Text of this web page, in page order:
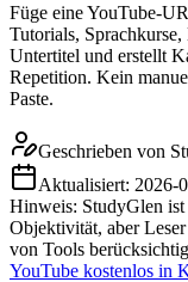
Füge eine YouTube-
Tutorials,
Untertitel und erstellt
Repetition. Kein
Paste.
Geschrieben von
Aktualisiert: 2026-
Hinweis: StudyGlen ist
Objektivität, aber
von Tools
YouTube kostenlos in